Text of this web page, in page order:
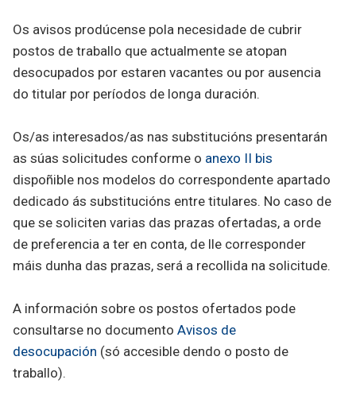
Os avisos prodúcense pola necesidade de cubrir
postos de traballo que actualmente se atopan
desocupados por estaren vacantes ou por ausencia
do titular por períodos de longa duración.
Os/as interesados/as nas substitucións presentarán
as súas solicitudes conforme o anexo II bis
dispoñible nos modelos do correspondente apartado
dedicado ás substitucións entre titulares. No caso de
que se soliciten varias das prazas ofertadas, a orde
de preferencia a ter en conta, de lle corresponder
máis dunha das prazas, será a recollida na solicitude.
A información sobre os postos ofertados pode
consultarse no documento Avisos de
desocupación (só accesible dendo o posto de
traballo).